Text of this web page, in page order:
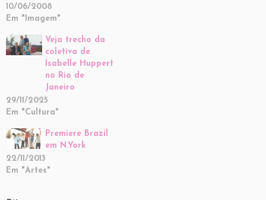
10/06/2008
Em "Imagem"
Veja trecho da
coletiva de
Isabelle Huppert
no Rio de
Janeiro
29/11/2025
Em "Cultura"
Premiere Brazil
em N.York
22/11/2013
Em "Artes"